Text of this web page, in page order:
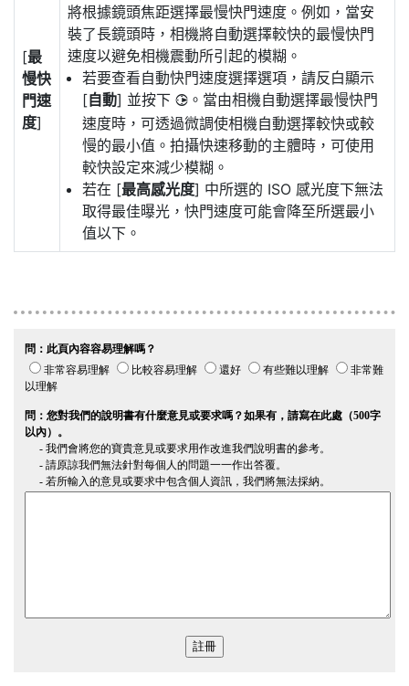
[最
慢快
門速
度]
將根據鏡頭焦距選擇最慢快門速度。例如，當安
裝了長鏡頭時，相機將自動選擇較快的最慢快門
速度以避免相機震動所引起的模糊。
若要查看自動快門速度選擇選項，請反白顯示
[自動] 並按下 2 。當由相機自動選擇最慢快門
速度時，可透過微調使相機自動選擇較快或較
慢的最小值。拍攝快速移動的主體時，可使用
較快設定來減少模糊。
若在 [最高感光度] 中所選的 ISO 感光度下無法
取得最佳曝光，快門速度可能會降至所選最小
值以下。